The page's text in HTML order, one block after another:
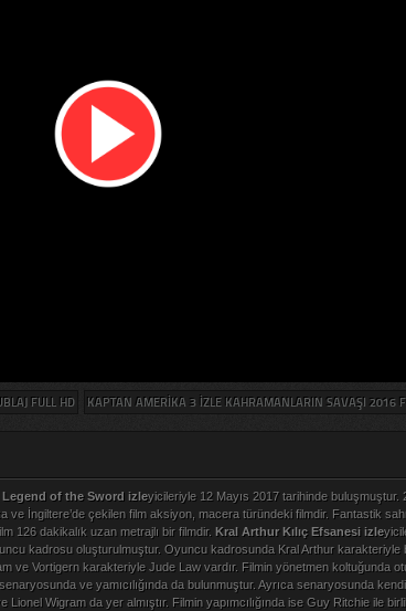
KAPTAN AMERIKA 3 IZLE KAHRAMANLARIN SAVAŞI 2016
FULL HD
of the Sword izleyicileriyle 12 Mayıs 2017 tarihinde buluşmuştur.
ve İngiltere’de çekilen film aksiyon, macera türündeki filmdir. Fantastik
126 dakikalık uzan metrajlı bir filmdir. Kral Arthur Kılıç Efsanesi izle
kadrosu oluşturulmuştur. Oyuncu kadrosunda Kral Arthur karakteriyle
ve Vortigern karakteriyle Jude Law vardır. Filmin yönetmen koltuğunda
ve yamıcılığında da bulunmuştur. Ayrıca senaryosunda kendi
Lionel Wigram da yer almıştır. Filmin yapımcılığında ise Guy Ritchie ile